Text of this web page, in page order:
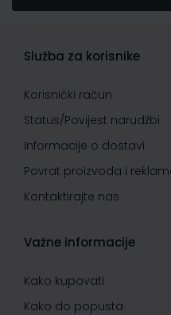
Služba za korisnike
Korisnički račun
Status/Povijest narudžbi
Informacije o dostavi
Povrat proizvoda i
Kontaktirajte nas
Važne informacije
Kako kupovati
Kako do popusta